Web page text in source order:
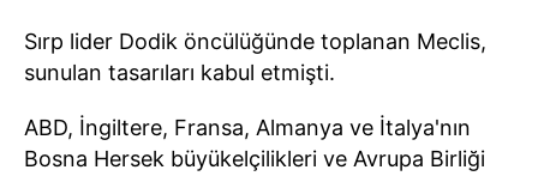
Sırp lider Dodik öncülüğünde toplanan Meclis,
sunulan tasarıları kabul etmişti.
ABD, İngiltere, Fransa, Almanya ve İtalya'nın
Bosna Hersek büyükelçilikleri ve Avrupa Birliği